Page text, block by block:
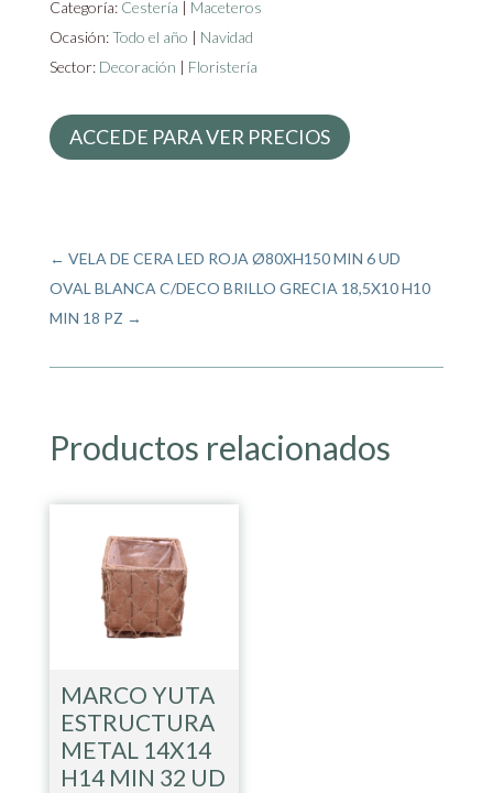
Categoría: Cestería | Maceteros
Ocasión:Todo el año | Navidad
Sector: Decoración | Floristería
ACCEDE PARA VER PRECIOS
← VELA DE CERA LED ROJA Ø80XH150 MIN 6 UD
OVAL BLANCA C/DECO BRILLO GRECIA 18,5X10 H10
MIN 18 PZ →
Productos relacionados
MARCO YUTA
ESTRUCTURA
METAL 14X14
H14 MIN 32 UD